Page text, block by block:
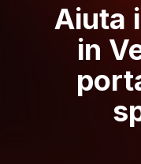
Aiuta
in